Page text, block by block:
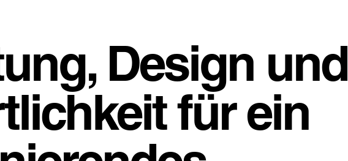
Design und
für ein